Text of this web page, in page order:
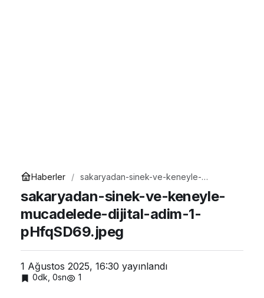
Haberler
sakaryadan-sinek-ve-keneyle-
pHfqSD69.jpeg
sakaryadan-sinek-ve-keneyle-
mucadelede-dijital-adim-1-
pHfqSD69.jpeg
1 Ağustos 2025, 16:30 yayınlandı
0dk, 0sn 1